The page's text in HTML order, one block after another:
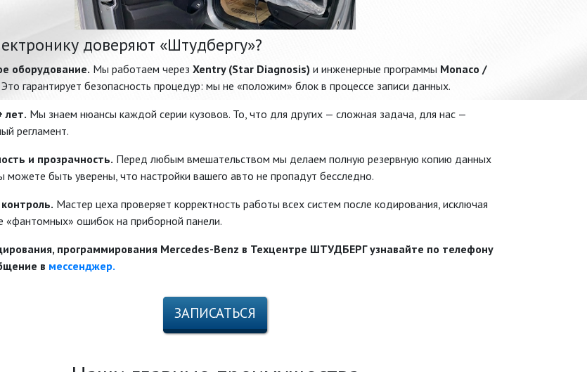
доверяют «Штудбергу»?
оборудование. Мы работаем через Xentry (Star Diagnosis) и инженерные программы Monaco /
Это гарантирует безопасность процедур: мы не «положим» блок в процессе записи данных.
лет. Мы знаем нюансы каждой серии кузовов. То, что для других — сложная задача, для нас —
регламент.
и прозрачность. Перед любым вмешательством мы делаем полную резервную копию данных
можете быть уверены, что настройки вашего авто не пропадут бесследно.
Мастер цеха проверяет корректность работы всех систем после кодирования, исключая
«фантомных» ошибок на приборной панели.
программирования Mercedes-Benz в Техцентре ШТУДБЕРГ узнавайте по телефону
в мессенджер.
ЗАПИСАТЬСЯ